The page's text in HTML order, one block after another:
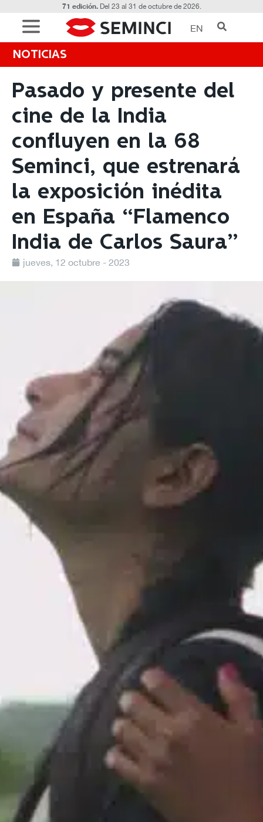
71 edición.Del 23 al 31 de octubre de 2026.
EN
NOTICIAS
Pasado y presente del
cine de la India
confluyen en la 68
Seminci, que estrenará
la exposición inédita
en España “Flamenco
India de Carlos Saura”
jueves, 12 octubre - 2023